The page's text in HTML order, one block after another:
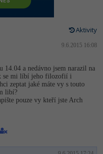
SEO
Aktivity
9.6.2015 16:08
14.04 a nedávno jsem narazil na
se mi líbí jeho filozofií i
zeptat jaké máte vy s touto
libí?
pouze vy kteří jste Arch